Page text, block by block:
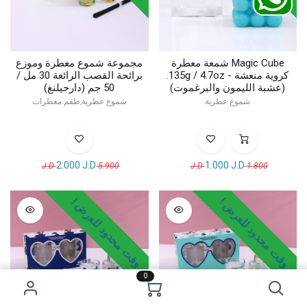
0
Magic Cube شمعة معطرة
كروية منعشة - 135g / 4.7oz.
(عشبة الليمون والبرغموت)
شموع عطرية
1.800
J.D
1.000 J.D
مجموعة شموع معطرة وموزع
برائحة القصب الرائعة 30 مل /
50 جم (دارجيلنغ)
شموع عطرية,طقم معطرات
5.900
J.D
2.000 J.D
وقت محدود للعرض ! وقت محدود للعرض !